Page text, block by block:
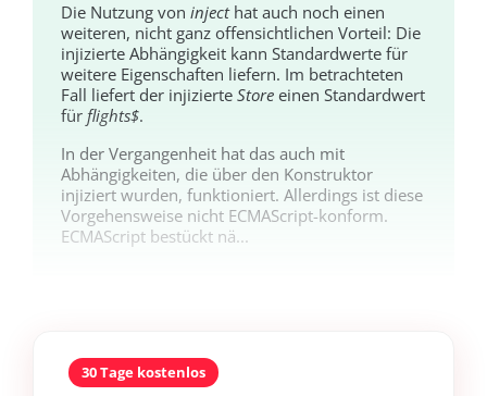
Die Nutzung voninjecthat auch noch einen
weiteren, nicht ganz offensichtlichen Vorteil: Die
injizierte Abhängigkeit kann Standardwerte für
weitere Eigenschaften liefern. Im betrachteten
Fall liefert der injizierteStore einen Standardwert
fürflights$.
In der Vergangenheit hat das auch mit
Abhängigkeiten, die über den Konstruktor
injiziert wurden, funktioniert. Allerdings ist diese
Vorgehensweise nicht ECMAScript-konform.
ECMAScript bestückt nä...
30 Tage kostenlos